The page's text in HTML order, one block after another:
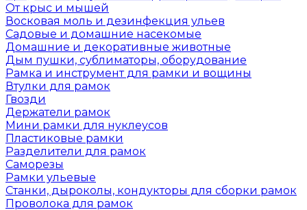
От крыс и мышей
Восковая моль и дезинфекция ульев
Садовые и домашние насекомые
Домашние и декоративные животные
Дым пушки, сублиматоры, оборудование
Рамка и инструмент для рамки и вощины
Втулки для рамок
Гвозди
Держатели рамок
Мини рамки для нуклеусов
Пластиковые рамки
Разделители для рамок
Саморезы
Рамки ульевые
Станки, дыроколы, кондукторы для сборки рамок
Проволока для рамок